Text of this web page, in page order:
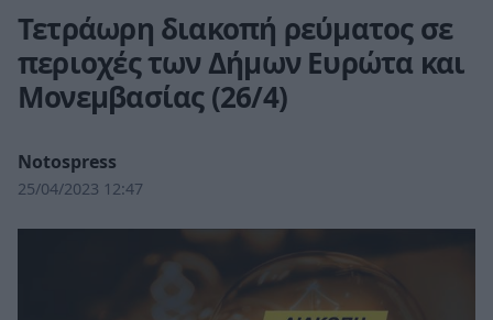
Τετράωρη διακοπή ρεύματος σε
περιοχές των Δήμων Ευρώτα και
Μονεμβασίας (26/4)
Notospress
25/04/2023 12:47